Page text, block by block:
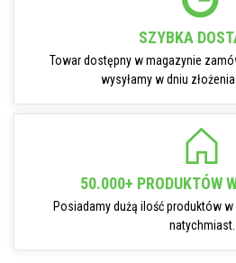
SZYBKA
Towar dostępny w magazynie
wysyłamy w dniu
50.000+ PRODUKTÓW
Posiadamy dużą ilość produktów
natychmiast.